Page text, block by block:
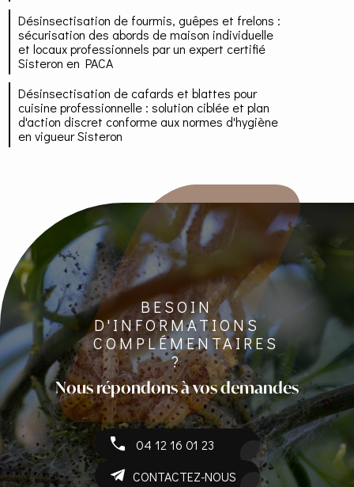
Désinsectisation de fourmis, guêpes et frelons :
sécurisation des abords de maison individuelle
et locaux professionnels par un expert certifié
Sisteron en PACA
Désinsectisation de cafards et blattes pour
cuisine professionnelle : solution ciblée et plan
d'action discret conforme aux normes d'hygiène
en vigueur Sisteron
BESOIN
D'INFORMATIONS
COMPLÉMENTAIRES
?
Nous répondons à vos demandes
04 12 16 01 23
CONTACTEZ-NOUS